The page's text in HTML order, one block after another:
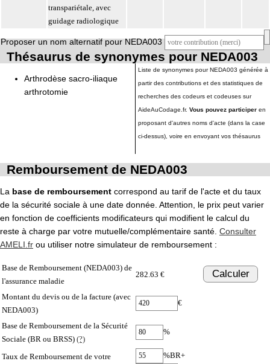
transpariétale, avec
guidage radiologique
Proposer un nom alternatif pour NEDA003
Thésaurus de synonymes pour NEDA003
Arthrodèse sacro-iliaque
arthrotomie
Liste de synonymes pour NEDA003 générée à
partir des contributions et des statistiques de
recherches des codeurs et codeuses sur
AideAuCodage.fr. Vous pouvez participer en
proposant d'autres noms d'acte (dans la case
ci-dessus), voire en envoyant vos thésaurus
Remboursement de NEDA003
La base de remboursement correspond au tarif de l'acte et du taux
de la sécurité sociale à une date donnée. Attention, le prix peut varier
en fonction de coefficients modificateurs qui modifient le calcul du
reste à charge par votre mutuelle/complémentaire santé. Consulter
AMELI.fr ou utiliser notre simulateur de remboursement :
Base de Remboursement (NEDA003) de
l'assurance maladie
282.63 € Calculer
Montant du devis ou de la facture (avec
NEDA003)
€
Base de Remboursement de la Sécurité
Sociale (BR ou BRSS) (?)
%
Taux de Remboursement de votre
%BR+